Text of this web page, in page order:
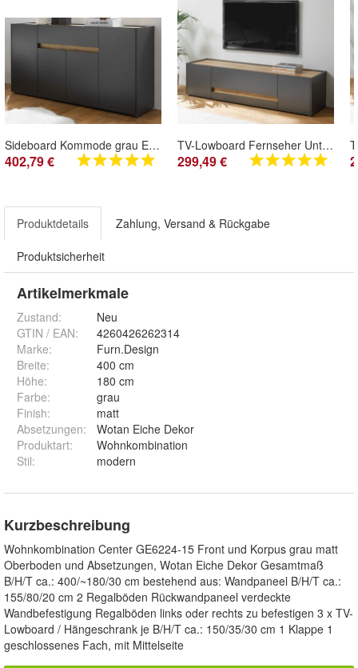
Sideboard Kommode grau Eiche Modern Wohnzimmer Esszimmer Anrichte Center 170 x 87 cm
402,79 €
TV-Lowboard Fernseher Unterschrank grau und Eiche Wotan Unterteil 170 cm Center
299,49 €
Produktdetails Zahlung, Versand & Rückgabe
Produktsicherheit
Artikelmerkmale
Zustand:
Neu
GTIN / EAN:
4260426262314
Marke:
Furn.Design
Breite:
400 cm
Höhe:
180 cm
Farbe:
grau
Finish:
matt
Absetzungen:
Wotan Eiche Dekor
Produktart:
Wohnkombination
Stil: modern
Kurzbeschreibung
Wohnkombination Center GE6224-15 Front und Korpus grau matt
Oberboden und Absetzungen, Wotan Eiche Dekor Gesamtmaß
B/H/T ca.: 400/~180/30 cm bestehend aus: Wandpaneel B/H/T ca.:
155/80/20 cm 2 Regalböden Rückwandpaneel verdeckte
Wandbefestigung Regalböden links oder rechts zu befestigen 3 x TV-
Lowboard / Hängeschrank je B/H/T ca.: 150/35/30 cm 1 Klappe 1
geschlossenes Fach, mit Mittelseite